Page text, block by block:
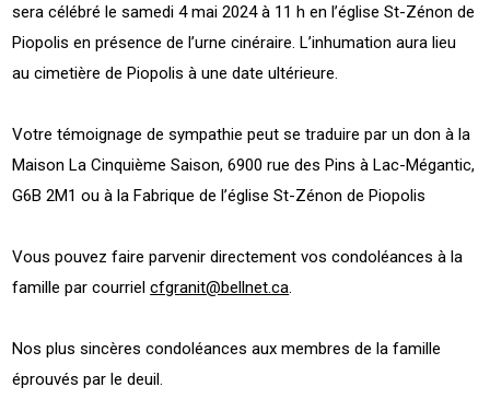
sera célébré le samedi 4 mai 2024 à 11 h en l’église St-Zénon de
Piopolis en présence de l’urne cinéraire. L’inhumation aura lieu
au cimetière de Piopolis à une date ultérieure.
Votre témoignage de sympathie peut se traduire par un don à la
Maison La Cinquième Saison, 6900 rue des Pins à Lac-Mégantic,
G6B 2M1 ou à la Fabrique de l’église St-Zénon de Piopolis
Vous pouvez faire parvenir directement vos condoléances à la
famille par courrielcfgranit@bellnet.ca.
Nos plus sincères condoléances aux membres de la famille
éprouvés par le deuil.